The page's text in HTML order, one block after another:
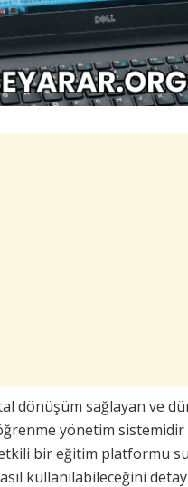
dönüşüm sağlayan ve
yönetim
bir eğitim platformu
kullanılabileceğini